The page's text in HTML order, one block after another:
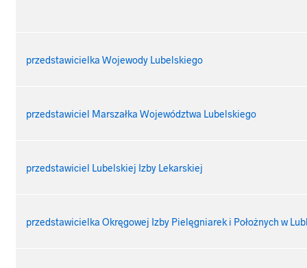
przedstawicielka Wojewody Lubelskiego
przedstawiciel Marszałka Województwa Lubelskiego
przedstawiciel Lubelskiej Izby Lekarskiej
przedstawicielka Okręgowej Izby Pielęgniarek i Położnych w